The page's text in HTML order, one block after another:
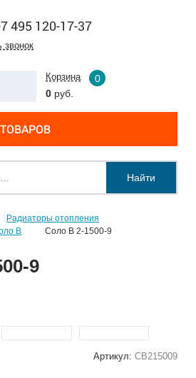
495 120-17-37
звонок
Корзина
0
0 руб.
Найти
Радиаторы отопления
В Соло В 2-1500-9
9
Артикул: СВ215009